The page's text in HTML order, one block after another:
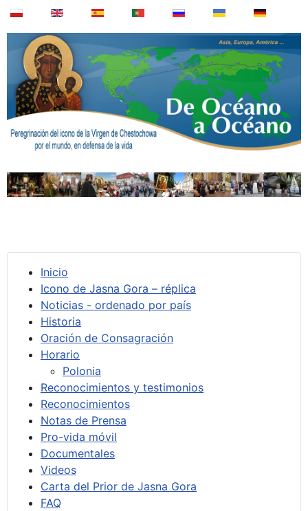
Inicio
Icono de Jasna Gora – réplica
Noticias - ordenado por país
Historia
Oración de Consagración
Horario
Polonia
Reconocimientos y testimonios
Reconocimientos
Notas de Prensa
Pro-vida móvil
Documentales
Videos
Carta del Prior de Jasna Gora
FAQ